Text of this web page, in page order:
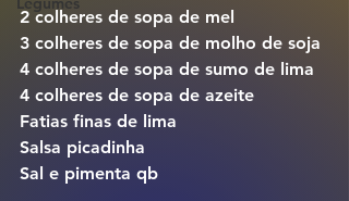
2 colheres de sopa de mel
3 colheres de sopa de molho de soja
4 colheres de sopa de sumo de lima
4 colheres de sopa de azeite
Fatias finas de lima
Salsa picadinha
Sal e pimenta qb